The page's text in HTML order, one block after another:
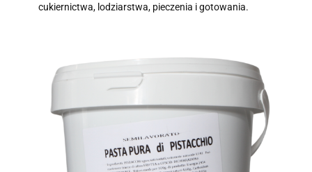
cukiernictwa, lodziarstwa, pieczenia i gotowania.